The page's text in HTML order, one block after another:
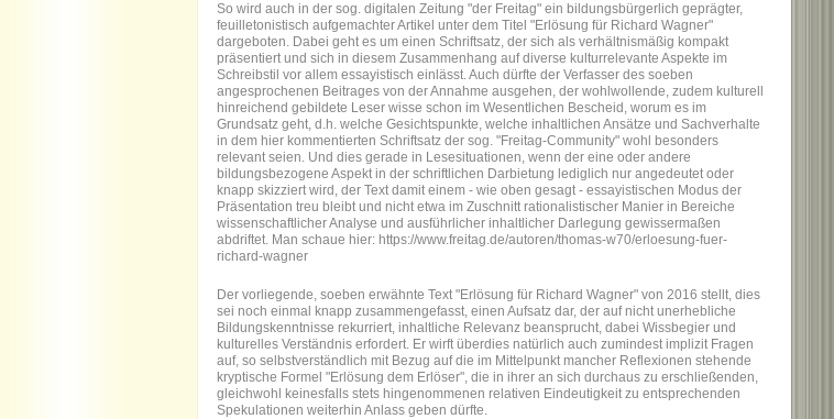
So wird auch in der sog. digitalen Zeitung "der Freitag" ein bildungsbürgerlich geprägter,
feuilletonistisch aufgemachter Artikel unter dem Titel "Erlösung für Richard Wagner"
dargeboten. Dabei geht es um einen Schriftsatz, der sich als verhältnismäßig kompakt
präsentiert und sich in diesem Zusammenhang auf diverse kulturrelevante Aspekte im
Schreibstil vor allem essayistisch einlässt. Auch dürfte der Verfasser des soeben
angesprochenen Beitrages von der Annahme ausgehen, der wohlwollende, zudem kulturell
hinreichend gebildete Leser wisse schon im Wesentlichen Bescheid, worum es im
Grundsatz geht, d.h. welche Gesichtspunkte, welche inhaltlichen Ansätze und Sachverhalte
in dem hier kommentierten Schriftsatz der sog. "Freitag-Community" wohl besonders
relevant seien. Und dies gerade in Lesesituationen, wenn der eine oder andere
bildungsbezogene Aspekt in der schriftlichen Darbietung lediglich nur angedeutet oder
knapp skizziert wird, der Text damit einem - wie oben gesagt - essayistischen Modus der
Präsentation treu bleibt und nicht etwa im Zuschnitt rationalistischer Manier in Bereiche
wissenschaftlicher Analyse und ausführlicher inhaltlicher Darlegung gewissermaßen
abdriftet. Man schaue hier: https://www.freitag.de/autoren/thomas-w70/erloesung-fuer-
richard-wagner
Der vorliegende, soeben erwähnte Text "Erlösung für Richard Wagner" von 2016 stellt, dies
sei noch einmal knapp zusammengefasst, einen Aufsatz dar, der auf nicht unerhebliche
Bildungskenntnisse rekurriert, inhaltliche Relevanz beansprucht, dabei Wissbegier und
kulturelles Verständnis erfordert. Er wirft überdies natürlich auch zumindest implizit Fragen
auf, so selbstverständlich mit Bezug auf die im Mittelpunkt mancher Reflexionen stehende
kryptische Formel "Erlösung dem Erlöser", die in ihrer an sich durchaus zu erschließenden,
gleichwohl keinesfalls stets hingenommenen relativen Eindeutigkeit zu entsprechenden
Spekulationen weiterhin Anlass geben dürfte.